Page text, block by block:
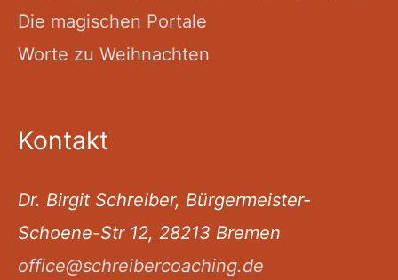
Die magischen Portale
Worte zu Weihnachten
Kontakt
Dr. Birgit Schreiber, Bürgermeister-
Schoene-Str 12, 28213 Bremen
office@schreibercoaching.de